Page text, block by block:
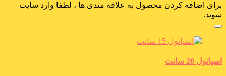
برای اضافه کردن محصول به علاقه مندی ها ، لطفا وارد سایت
شوید.
اسپاتول 20 سانت